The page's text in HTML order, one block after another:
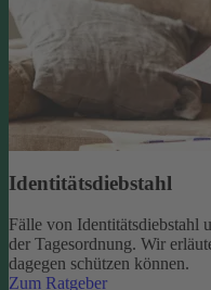
Identitätsdiebstahl
Fälle von Identitätsdiebstahl
der Tagesordnung. Wir
dagegen schützen können.
Zum Ratgeber